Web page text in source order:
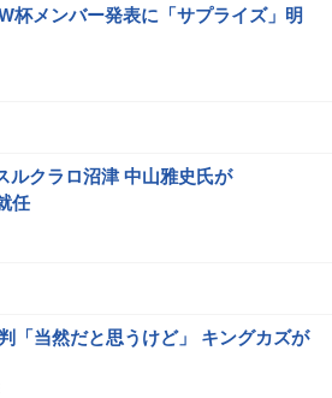
杯メンバー発表に「サプライズ」明
ルクラロ沼津 中山雅史氏が
任
「当然だと思うけど」 キングカズが